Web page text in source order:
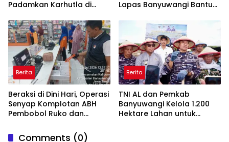
Padamkan Karhutla di
Trenggalek
Lapas Banyuwangi Bantu
Berita
Beraksi di Dini Hari, Operasi
Senyap Komplotan ABH
Pembobol Ruko dan
Macan Blambangan
Berita
TNI AL dan Pemkab
Banyuwangi Kelola 1.200
Hektare Lahan untuk
Comments (0)